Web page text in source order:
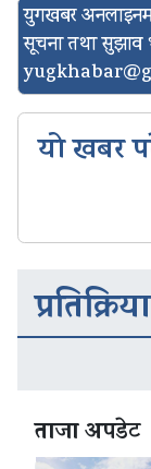
युगखबर
सूचना तथा सुझाव
यो खबर
प्रतिक्रिया
ताजा अपडेट